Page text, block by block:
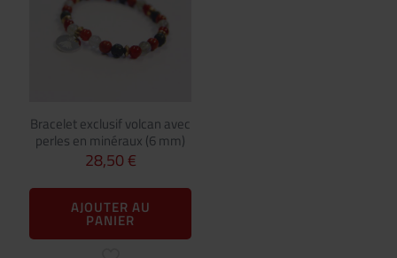
Bracelet exclusif volcan avec
perles en minéraux (6 mm)
28,50€
AJOUTER AU
PANIER